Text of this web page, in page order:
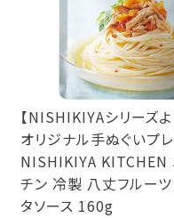
【NISHIKIYAシリーズ
オリジナル手ぬぐいプレ
NISHIKIYA KITCHEN
チン 冷製 八丈フルー
タソース 160g